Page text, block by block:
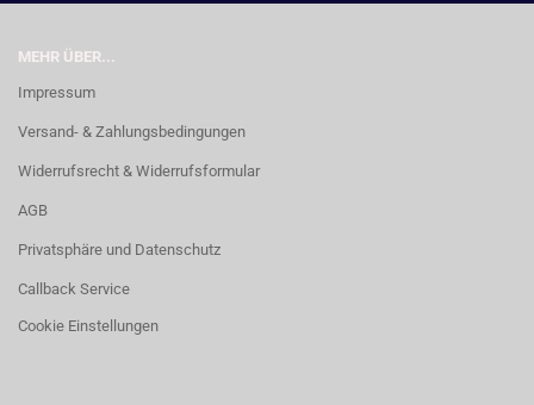
MEHR ÜBER...
Impressum
Versand- & Zahlungsbedingungen
Widerrufsrecht & Widerrufsformular
AGB
Privatsphäre und Datenschutz
Callback Service
Cookie Einstellungen